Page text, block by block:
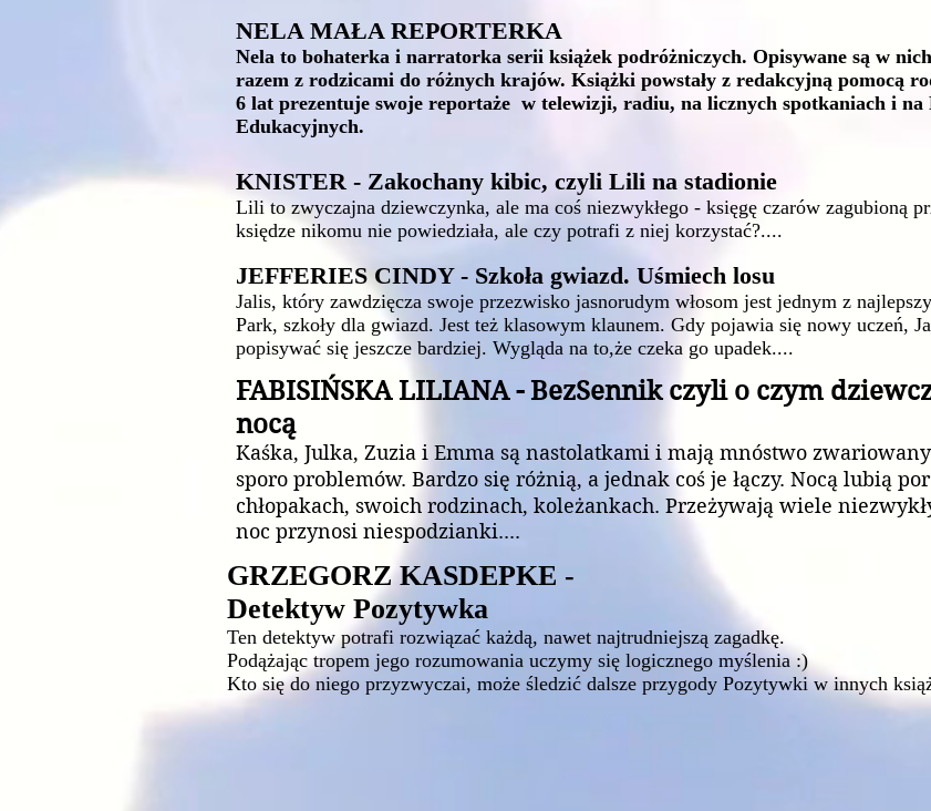
NELA MAŁA REPORTERKA
Nela to bohaterka i narratorka serii książek podróżniczych. Opisywane są w
razem z rodzicami do różnych krajów. Książki powstały z redakcyjną pomocą
6 lat prezentuje swoje reportaże w telewizji, radiu, na licznych spotkaniach i
Edukacyjnych.
KNISTER - Zakochany kibic, czyli Lili na stadionie
Lili to zwyczajna dziewczynka, ale ma coś niezwykłego - księgę czarów zagubioną
księdze nikomu nie powiedziała, ale czy potrafi z niej korzystać?....
JEFFERIES CINDY - Szkoła gwiazd. Uśmiech losu
Jalis, który zawdzięcza swoje przezwisko jasnorudym włosom jest jednym z
Park, szkoły dla gwiazd. Jest też klasowym klaunem. Gdy pojawia się nowy uczeń,
popisywać się jeszcze bardziej. Wygląda na to,że czeka go upadek....
FABISIŃSKA LILIANA - BezSennik czyli o czym
nocą
Kaśka, Julka, Zuzia i Emma są nastolatkami i mają mnóstwo
sporo problemów. Bardzo się różnią, a jednak coś je łączy. Nocą lubią
chłopakach, swoich rodzinach, koleżankach. Przeżywają wiele
noc przynosi niespodzianki....
GRZEGORZ KASDEPKE -
Detektyw Pozytywka
Ten detektyw potrafi rozwiązać każdą, nawet najtrudniejszą zagadkę.
Podążając tropem jego rozumowania uczymy się logicznego myślenia :)
Kto się do niego przyzwyczai, może śledzić dalsze przygody Pozytywki w innych